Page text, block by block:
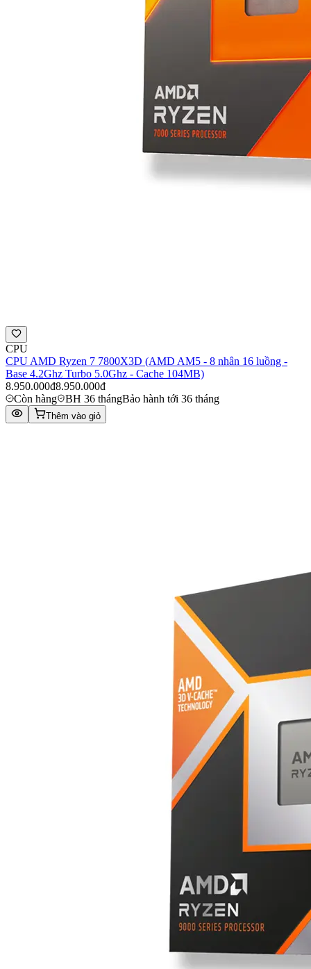
CPU
CPU AMD Ryzen 7 7800X3D (AMD AM5 - 8 nhân 16 luồng -
Base 4.2Ghz Turbo 5.0Ghz - Cache 104MB)
8.950.000đ8.950.000đ
Còn hàng
BH 36 thángBảo hành tới 36 tháng
Thêm vào giỏ